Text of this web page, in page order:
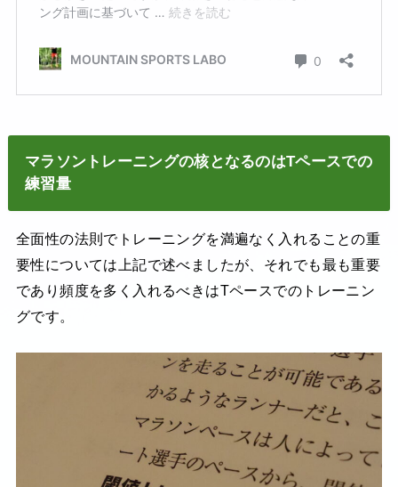
マラソントレーニングの核となるのはTペースでの
練習量
全面性の法則でトレーニングを満遍なく入れることの重
要性については上記で述べましたが、それでも最も重要
であり頻度を多く入れるべきはTペースでのトレーニン
グです。